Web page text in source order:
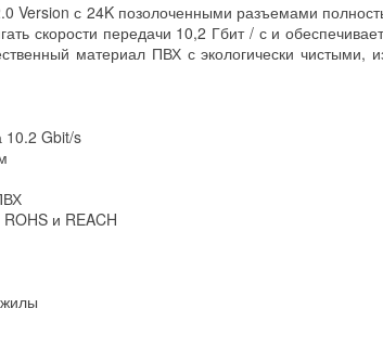
Version с 24K позолоченными разъемами
скорости передачи 10,2 Гбит / с и
материал ПВХ с экологически
10.2 Gbit/s
и REACH